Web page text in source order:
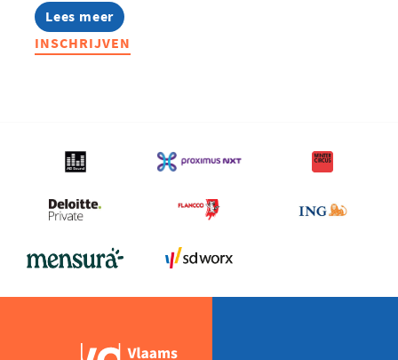
Lees meer
about
Opleiding
|
werkvloer
INSCHRIJVEN